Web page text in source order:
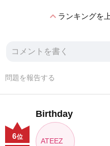
expand_lessランキングを
問題を報告する
Birthday
ATEEZ
6位